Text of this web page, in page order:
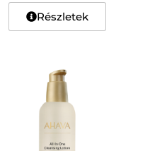
Részletek